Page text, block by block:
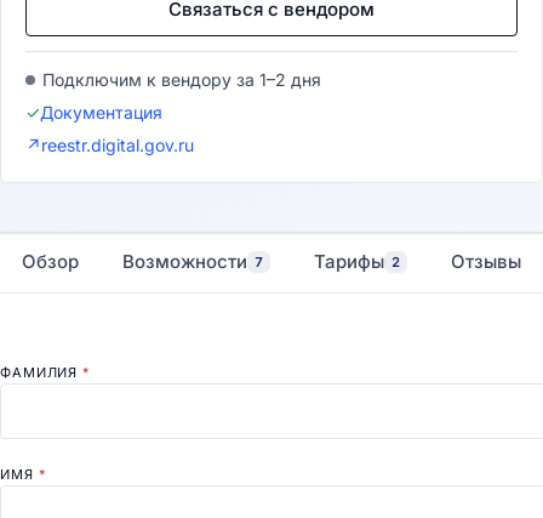
Связаться с вендором
Подключим к вендору за 1–2 дня
✓Документация
↗reestr.digital.gov.ru
Обзор Возможности 7 Тарифы 2 Отзывы
ФАМИЛИЯ*
ИМЯ *